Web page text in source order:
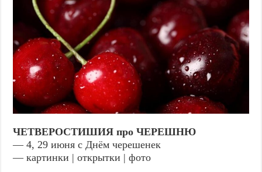
ЧЕТВЕРОСТИШИЯ про ЧЕРЕШНЮ
— 4, 29 июня с Днём черешенек
— картинки | открытки | фото